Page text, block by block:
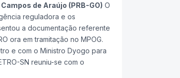
de Araújo (PRB-GO) O
reguladora e os
a documentação referente
ora em tramitação no MPOG.
e com o Ministro Dyogo para
SN reuniu-se com o